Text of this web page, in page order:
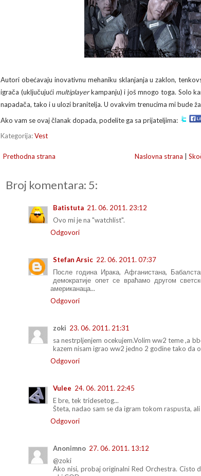
Autori obećavaju inovativnu mehaniku sklanjanja u zaklon,
igrača (uključujući multiplayerkampanju) i još mnogo toga. Solo
napadača, tako i u ulozi branitelja. U ovakvim trenucima mi bude
Ako vam se ovaj članak dopada, podelite ga sa prijateljima:
Kategorija:Vest
Prethodna strana Naslovna strana
Broj komentara: 5:
Batistuta 21. 06. 2011. 23:12
Ovo mi je na "watchlist".
Odgovori
Stefan Arsic 22. 06. 2011. 07:37
После година Ирака, Афганистана,
демократије опет се враћамо другом
американаца...
Odgovori
zoki 23. 06. 2011. 21:31
sa nestrpljenjem ocekujem.Volim ww2 teme ,a
kazem nisam igrao ww2 jedno 2 godine tako da
Odgovori
Vulee 24. 06. 2011. 22:45
E bre, tek tridesetog...
Šteta, nadao sam se da igram tokom raspusta,
Odgovori
Anonimno 27. 06. 2011. 13:12
@zoki
Ako nisi, probaj originalni Red Orchestra. Cisto